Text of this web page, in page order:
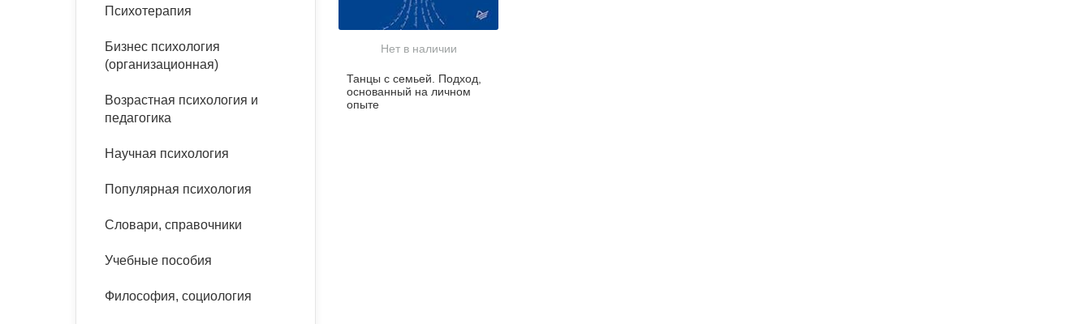
панические атаки
Психодрама
Сказкотерапия
психотерапии
Классический, эриксоновский
эргономика
Социальная психология
Психология развития
организационная психология
психоанализ
Психотерапия
Бизнес психология
(организационная)
Возрастная психология и
педагогика
Научная психология
Популярная психология
Словари, справочники
Учебные пособия
Философия, социология
Нет в наличии
Танцы с семьей. Подход,
основанный на личном
опыте